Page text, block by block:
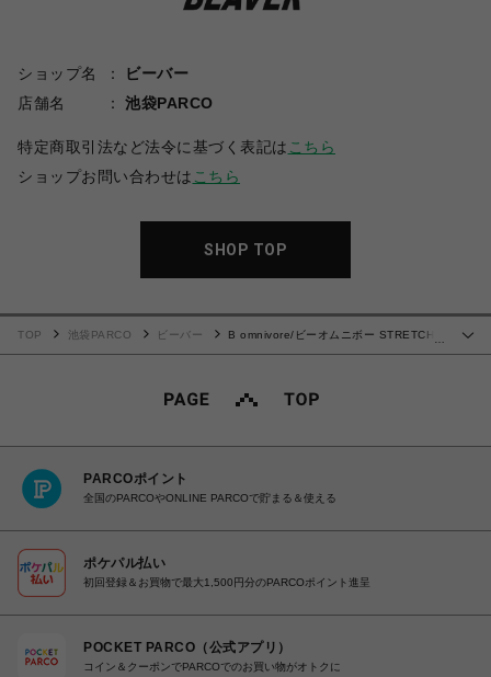
ショップ名
ビーバー
店舗名
池袋PARCO
特定商取引法など法令に基づく表記は こちら
ショップお問い合わせは こちら
SHOP TOP
TOP 池袋PARCO ビーバー
B omnivore/ビーオムニボー STRETCH
PARCOポイント
全国のPARCOやONLINE PARCOで貯まる＆使える
ポケパル払い
初回登録＆お買物で最大1,500円分のPARCOポイント進呈
POCKET PARCO（公式アプリ）
コイン＆クーポンでPARCOでのお買い物がオトクに